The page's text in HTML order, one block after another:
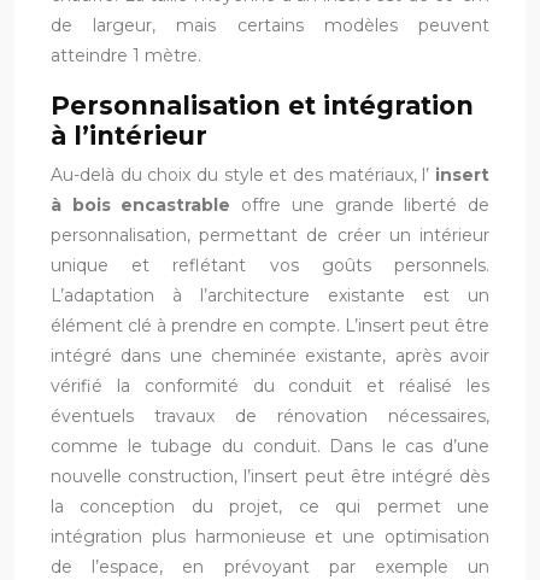
de largeur, mais certains modèles peuvent
atteindre 1 mètre.
Personnalisation et intégration
à l’intérieur
Au-delà du choix du style et des matériaux, l’ insert
à bois encastrable offre une grande liberté de
personnalisation, permettant de créer un intérieur
unique et reflétant vos goûts personnels.
L’adaptation à l’architecture existante est un
élément clé à prendre en compte. L’insert peut être
intégré dans une cheminée existante, après avoir
vérifié la conformité du conduit et réalisé les
éventuels travaux de rénovation nécessaires,
comme le tubage du conduit. Dans le cas d’une
nouvelle construction, l’insert peut être intégré dès
la conception du projet, ce qui permet une
intégration plus harmonieuse et une optimisation
de l’espace, en prévoyant par exemple un